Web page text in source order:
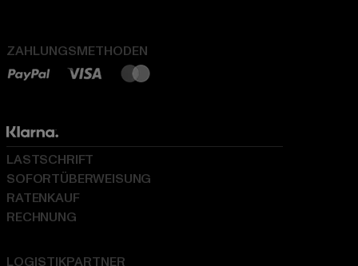
ZAHLUNGSMETHODEN
LOGISTIKPARTNER
LASTSCHRIFT
SOFORTÜBERWEISUNG
RATENKAUF
RECHNUNG